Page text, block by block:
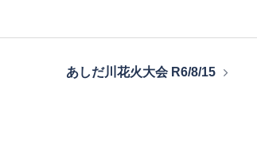
あしだ川花火大会 R6/8/15